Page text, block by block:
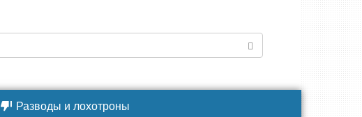
Разводы и лохотроны